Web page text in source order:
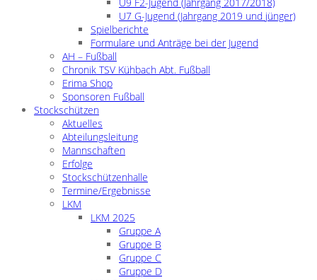
U7 G-Jugend (Jahrgang 2019 und jünger)
Spielberichte
Formulare und Anträge bei der Jugend
AH – Fußball
Chronik TSV Kühbach Abt. Fußball
Erima Shop
Sponsoren Fußball
Stockschützen
Aktuelles
Abteilungsleitung
Mannschaften
Erfolge
Stockschützenhalle
Termine/Ergebnisse
LKM
LKM 2025
Gruppe A
Gruppe B
Gruppe C
Gruppe D